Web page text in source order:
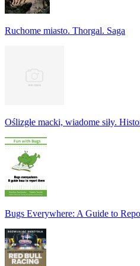
Ruchome miasto. Thorgal. Saga
Oślizgłe macki, wiadome siły.
Bugs Everywhere: A Guide to